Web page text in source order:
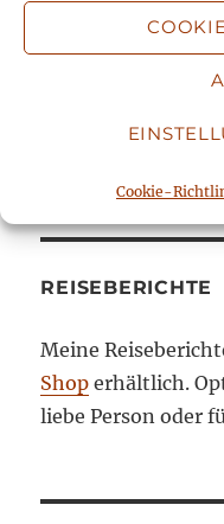
Cookie-
der Anmeldung,
Auswertung und
REISEBERICHTE
Meine
Shop erhältlich.
liebe Person oder